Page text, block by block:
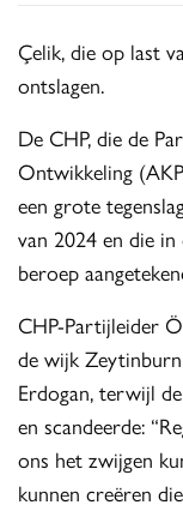
Çelik, die op last
ontslagen.
De CHP, die de
Ontwikkeling
een grote
van 2024 en die
beroep
CHP-Partijleider
de wijk
Erdogan, terwijl
en scandeerde:
ons het zwijgen
kunnen creëren